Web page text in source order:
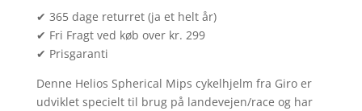
✔ 365 dage returret (ja et helt år)
✔ Fri Fragt ved køb over kr. 299
✔ Prisgaranti
Denne Helios Spherical Mips cykelhjelm fra Giro er
udviklet specielt til brug på landevejen/race og har